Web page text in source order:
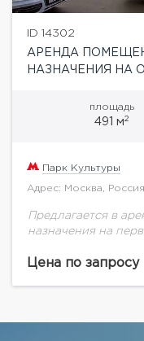
ID 14302
АРЕНДА
НАЗНАЧЕНИЯ НА
площадь
491 м2
Парк Культуры
Адрес: Москва, Россия
Предлагается в
назначения на
жилого дома
Цена по запросу